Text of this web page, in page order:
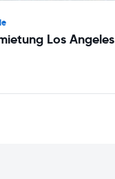
Los Angeles